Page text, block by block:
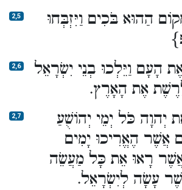
2,5
הַהוּא בֹּכִים וַיִּזְבְּחוּ
2,6
הָעָם וַיֵּלְכוּ בְנֵי יִשְׂרָאֵל
אֶת הָאָרֶץ.
2,7
יְהוָה כֹּל יְמֵי יְהוֹשֻׁעַ
אֲשֶׁר הֶאֱרִיכוּ יָמִים
רָאוּ אֵת כָּל מַעֲשֵׂה
עָשָׂה לְיִשְׂרָאֵל.